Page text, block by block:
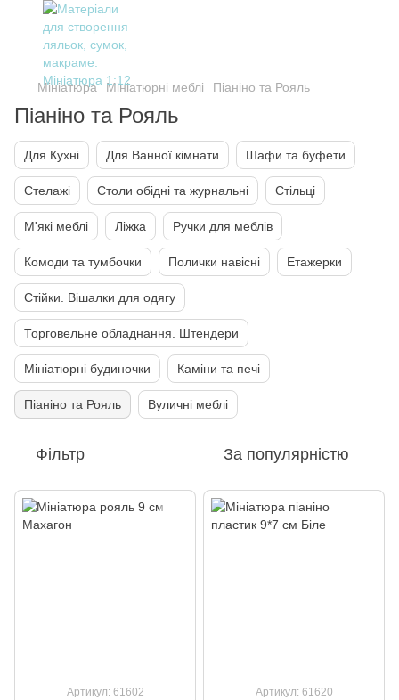
Мініатюра Мініатюрні меблі Піаніно та Рояль
Піаніно та Рояль
Для Кухні Для Ванної кімнати Шафи та буфети
Стелажі Столи обідні та журнальні Стільці
М'які меблі Ліжка Ручки для меблів
Комоди та тумбочки Полички навісні Етажерки
Стійки. Вішалки для одягу
Торговельне обладнання. Штендери
Мініатюрні будиночки Каміни та печі
Піаніно та Рояль Вуличні меблі
Фільтр За популярністю
Артикул: 61602 Артикул: 61620